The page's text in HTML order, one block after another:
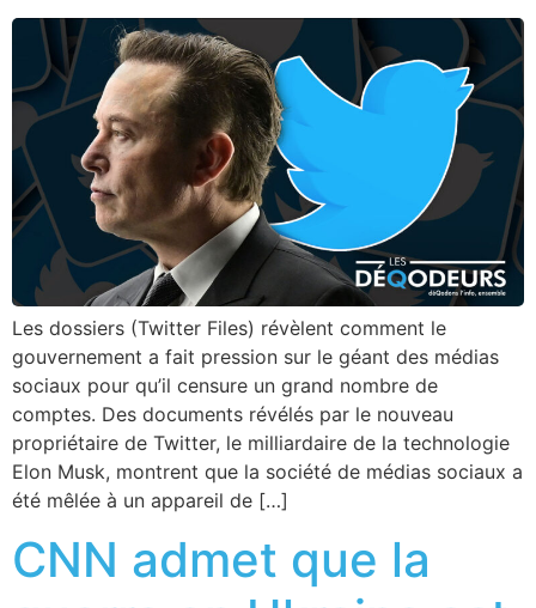
Les dossiers (Twitter Files) révèlent comment le
gouvernement a fait pression sur le géant des médias
sociaux pour qu’il censure un grand nombre de
comptes. Des documents révélés par le nouveau
propriétaire de Twitter, le milliardaire de la technologie
Elon Musk, montrent que la société de médias sociaux a
été mêlée à un appareil de […]
CNN admet que la